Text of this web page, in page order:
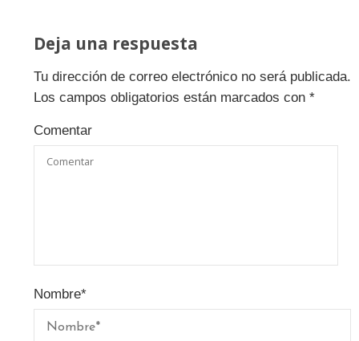
Deja una respuesta
Tu dirección de correo electrónico no será publicada.
Los campos obligatorios están marcados con *
Comentar
Nombre*